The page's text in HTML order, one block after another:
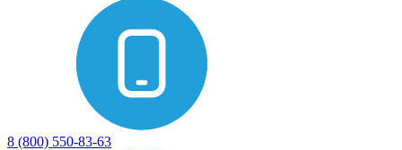
8 (800) 550-83-63